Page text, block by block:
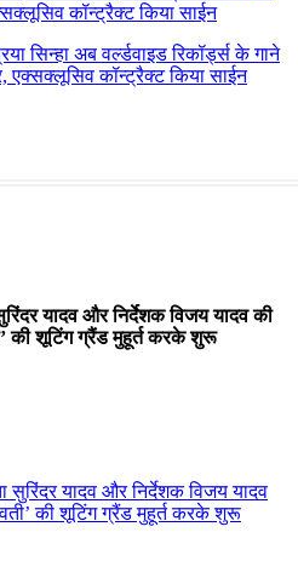
कॉन्ट्रैक्ट किया साईन
सिन्हा अब वर्ल्डवाइड रिकॉर्ड्स के गाने
एक्सक्लूसिव कॉन्ट्रैक्ट किया साईन
यादव और निर्देशक विजय यादव की
की शूटिंग ग्रैंड मुहूर्त करके शुरू